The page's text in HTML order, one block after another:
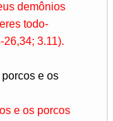
demônios
todo-
3.11).
e os
e os porcos